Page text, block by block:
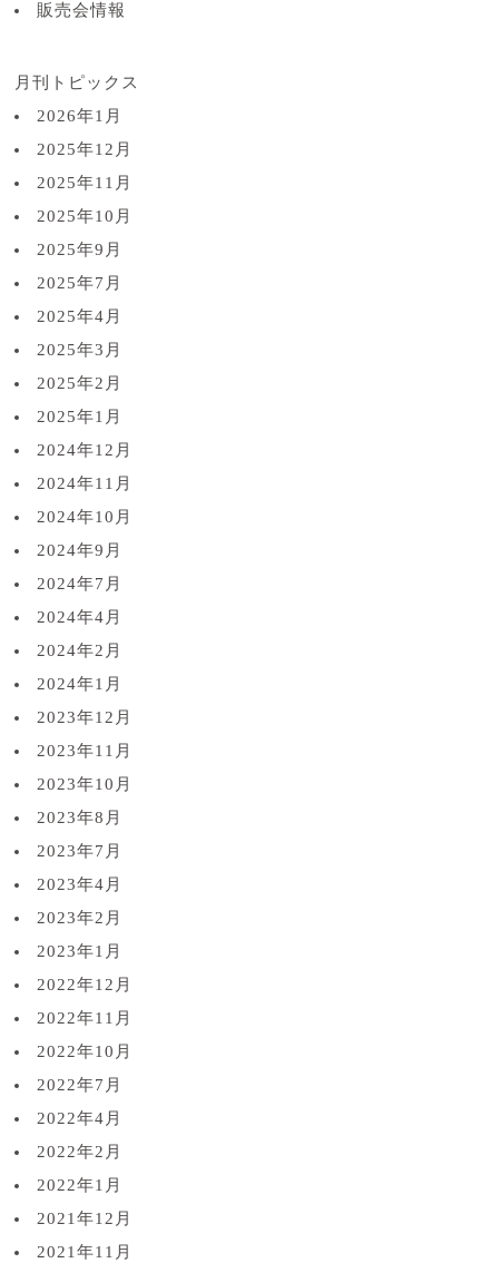
販売会情報
月刊トピックス
2026年1月
2025年12月
2025年11月
2025年10月
2025年9月
2025年7月
2025年4月
2025年3月
2025年2月
2025年1月
2024年12月
2024年11月
2024年10月
2024年9月
2024年7月
2024年4月
2024年2月
2024年1月
2023年12月
2023年11月
2023年10月
2023年8月
2023年7月
2023年4月
2023年2月
2023年1月
2022年12月
2022年11月
2022年10月
2022年7月
2022年4月
2022年2月
2022年1月
2021年12月
2021年11月